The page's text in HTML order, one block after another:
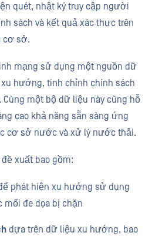
quét, nhật ký truy cập người
sách và kết quả xác thực trên
cơ sở.
mạng sử dụng một nguồn dữ
hướng, tinh chỉnh chính sách
một bộ dữ liệu này cũng hỗ
cao khả năng sẵn sàng ứng
cơ sở nước và xử lý nước thải.
xuất bao gồm:
phát hiện xu hướng sử dụng
đe dọa bị chặn
dựa trên dữ liệu xu hướng, bao